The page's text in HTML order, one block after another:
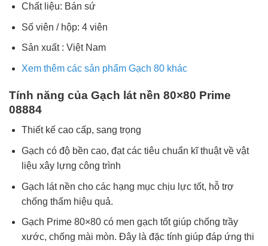
Chất liệu: Bán sứ
Số viên / hộp: 4 viên
Sản xuất : Việt Nam
Xem thêm các sản phẩm Gạch 80 khác
Tính năng của Gạch lát nền 80×80 Prime
08884
Thiết kế cao cấp, sang trọng
Gạch có độ bền cao, đạt các tiêu chuẩn kĩ thuật về vật
liệu xây lựng công trình
Gạch lát nền cho các hạng mục chịu lực tốt, hỗ trợ
chống thấm hiệu quả.
Gạch Prime 80×80 có men gạch tốt giúp chống trầy
xước, chống mài mòn. Đây là đặc tính giúp đáp ứng thi